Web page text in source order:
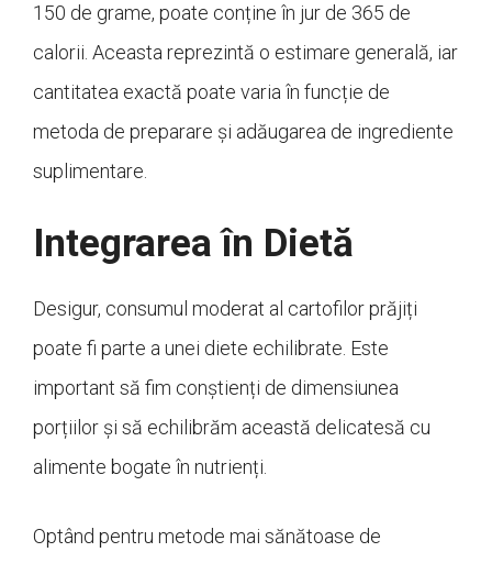
150 de grame, poate conține în jur de 365 de
calorii. Aceasta reprezintă o estimare generală, iar
cantitatea exactă poate varia în funcție de
metoda de preparare și adăugarea de ingrediente
suplimentare.
Integrarea în Dietă
Desigur, consumul moderat al cartofilor prăjiți
poate fi parte a unei diete echilibrate. Este
important să fim conștienți de dimensiunea
porțiilor și să echilibrăm această delicatesă cu
alimente bogate în nutrienți.
Optând pentru metode mai sănătoase de